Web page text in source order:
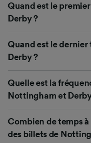
Quand est le
Derby ?
Quand est le
Derby ?
Quelle est la
Nottingham et
Combien de temps
des billets de